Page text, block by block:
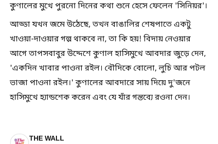
কুণালের মুখে পুরনো দিনের কথা শুনে হেসে ফেলেন 'সিনিয়র'।
আড্ডা যখন জমে উঠেছে, তখন বাঙালির শেষপাতে একটু
খাওয়া-দাওয়ার গল্প থাকবে না, তা কি হয়! বিদায় নেওয়ার
আগে তাপসবাবুর উদ্দেশে কুণাল হাসিমুখে আবদার জুড়ে দেন,
'একদিন খাবার পাওনা রইল। বৌদিকে বোলো, লুচি আর পটল
ভাজা পাওনা রইল।' কুণালের আবদারে সায় দিয়ে দু'জনে
হাসিমুখে হ্যান্ডশেক করেন এবং যে যাঁর গন্তব্যে রওনা দেন।
THE WALL